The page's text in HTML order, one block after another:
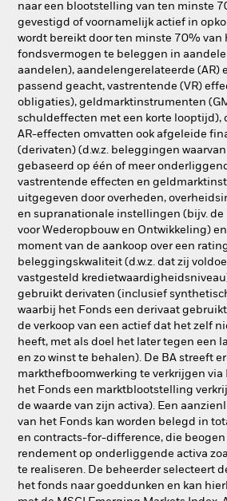
naar een blootstelling van ten minste
gevestigd of voornamelijk actief in
wordt bereikt door ten minste 70% van
fondsvermogen te beleggen in
aandelen), aandelengerelateerde (AR)
passend geacht, vastrentende (VR)
obligaties), geldmarktinstrumenten
schuldeffecten met een korte looptijd),
AR-effecten omvatten ook afgeleide
(derivaten) (d.w.z. beleggingen
gebaseerd op één of meer
vastrentende effecten en
uitgegeven door overheden,
en supranationale instellingen (bijv.
voor Wederopbouw en Ontwikkeling)
moment van de aankoop over een
beleggingskwaliteit (d.w.z. dat zij
vastgesteld
gebruikt derivaten (inclusief
waarbij het Fonds een derivaat
de verkoop van een actief dat het zelf
heeft, met als doel het later tegen een
en zo winst te behalen). De BA streeft
markthefboomwerking te verkrijgen via
het Fonds een marktblootstelling
de waarde van zijn activa). Een
van het Fonds kan worden belegd in
en contracts-for-difference, die
rendement op onderliggende activa
te realiseren. De beheerder selecteert
het fonds naar goeddunken en kan